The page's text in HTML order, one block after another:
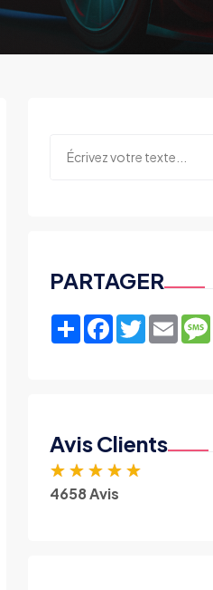
PARTAGER
ShareFacebook
TwitterEmail
Avis Clients
★ ★ ★ ★ ★
4658 Avis